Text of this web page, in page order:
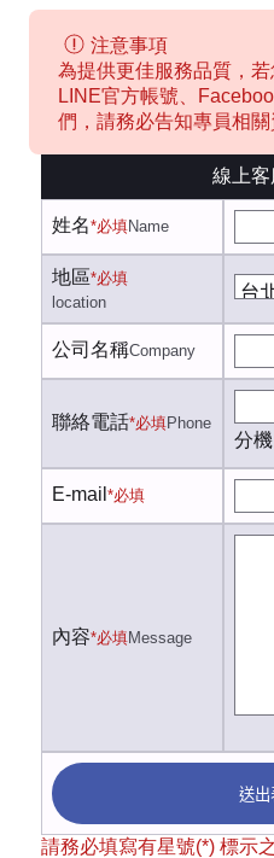
注意事項
為提供更佳服務品質，
LINE官方帳號、
們，請務必告知專員相
線上
姓名*必填Name
地區*必填
location
公司名稱Company
聯絡電話*必填Phone
分機
E-mail *必填
內容*必填Message
送出
請務必填寫有星號(*) 標示